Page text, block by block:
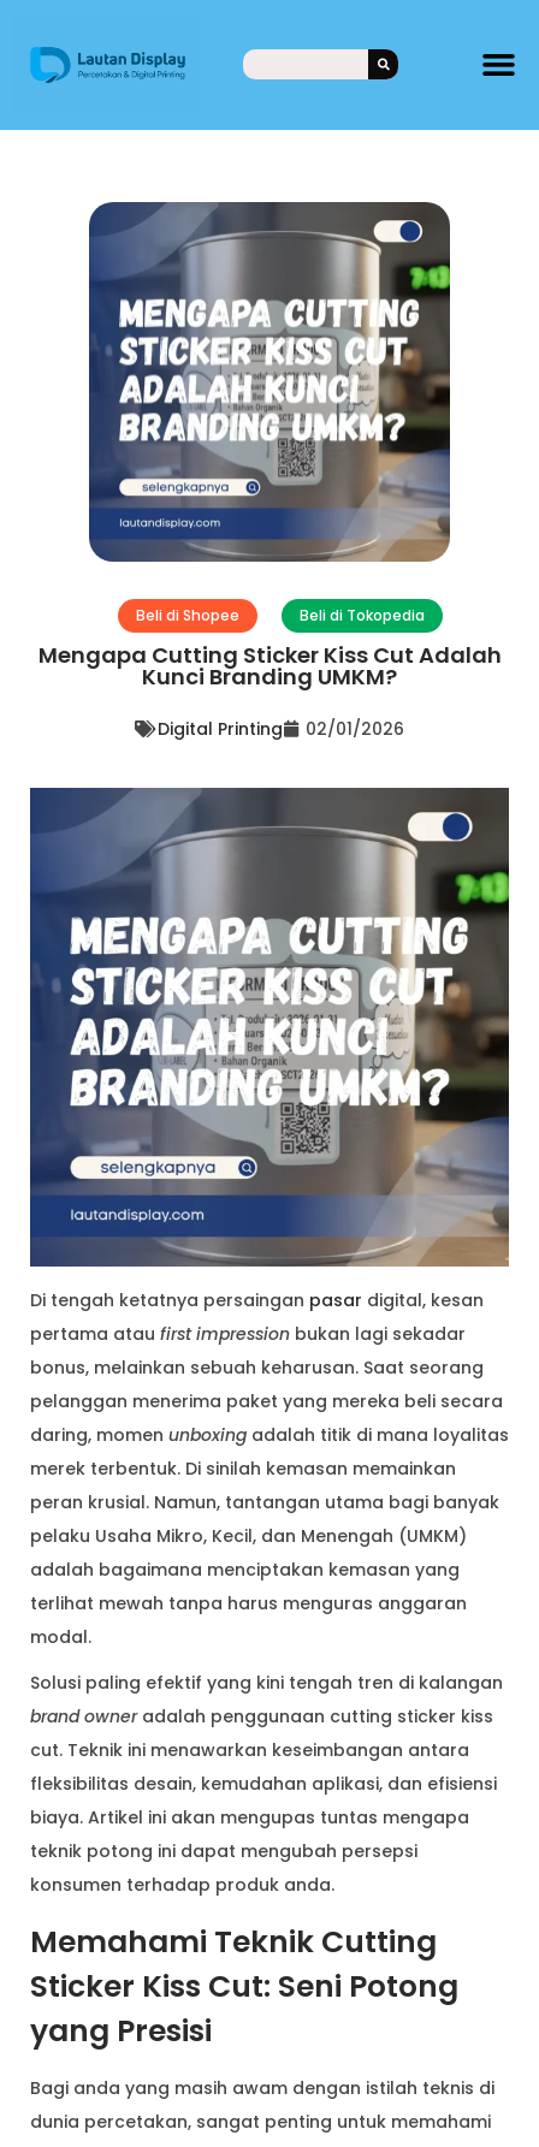
Beli di Shopee Beli di Tokopedia
Mengapa Cutting Sticker Kiss Cut Adalah
Kunci Branding UMKM?
Digital Printing 02/01/2026
Di tengah ketatnya persaingan pasar digital, kesan
pertama atau first impression bukan lagi sekadar
bonus, melainkan sebuah keharusan. Saat seorang
pelanggan menerima paket yang mereka beli secara
daring, momen unboxing adalah titik di mana loyalitas
merek terbentuk. Di sinilah kemasan memainkan
peran krusial. Namun, tantangan utama bagi banyak
pelaku Usaha Mikro, Kecil, dan Menengah (UMKM)
adalah bagaimana menciptakan kemasan yang
terlihat mewah tanpa harus menguras anggaran
modal.
Solusi paling efektif yang kini tengah tren di kalangan
brand owneradalah penggunaan cutting sticker kiss
cut. Teknik ini menawarkan keseimbangan antara
fleksibilitas desain, kemudahan aplikasi, dan efisiensi
biaya. Artikel ini akan mengupas tuntas mengapa
teknik potong ini dapat mengubah persepsi
konsumen terhadap produk anda.
Memahami Teknik Cutting
Sticker Kiss Cut: Seni Potong
yang Presisi
Bagi anda yang masih awam dengan istilah teknis di
dunia percetakan, sangat penting untuk memahami